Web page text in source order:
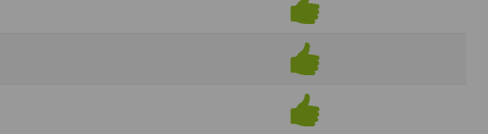
par un droit de propriété.